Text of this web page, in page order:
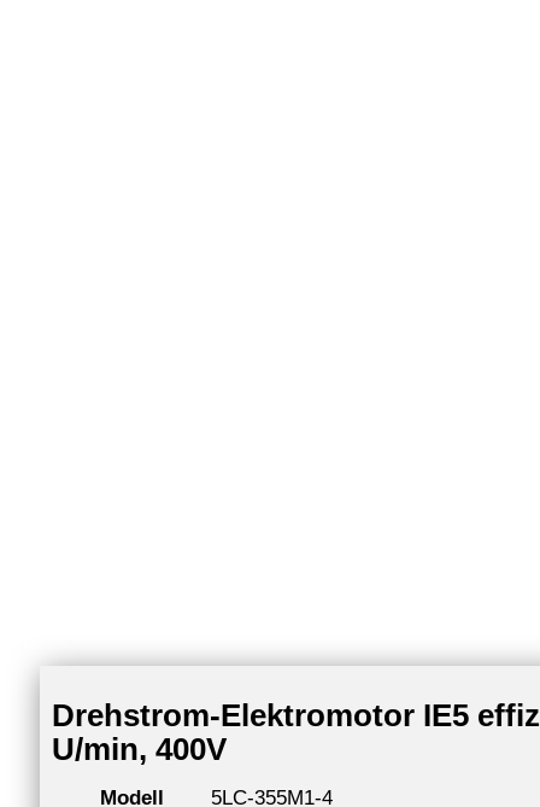
Drehstrom-Elektromotor IE5
U/min, 400V
Modell
5LC-355M1-4